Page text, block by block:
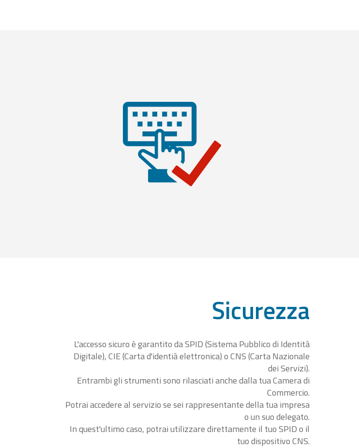
Sicurezza
L'accesso sicuro è garantito da SPID (Sistema Pubblico di Identità
Digitale), CIE (Carta d'identià elettronica) o CNS (Carta Nazionale
dei Servizi).
Entrambi gli strumenti sono rilasciati anche dalla tua Camera di
Commercio.
Potrai accedere al servizio se sei rappresentante della tua impresa
o un suo delegato.
In quest'ultimo caso, potrai utilizzare direttamente il tuo SPID o il
tuo dispositivo CNS.